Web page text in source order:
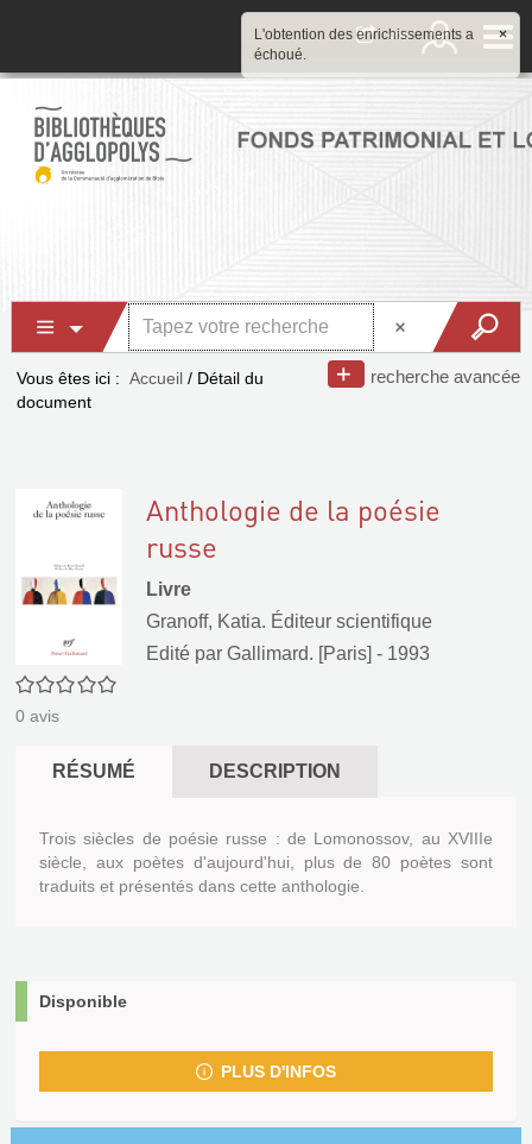
recherche avancée
Vous êtes ici : Accueil / Détail du
document
0/5
0 avis
Anthologie de la poésie
russe
Livre
Granoff, Katia. Éditeur scientifique
Edité par Gallimard. [Paris] - 1993
RÉSUMÉ DESCRIPTION
Trois siècles de poésie russe : de Lomonossov, au XVIIIe
siècle, aux poètes d'aujourd'hui, plus de 80 poètes sont
traduits et présentés dans cette anthologie.
Disponible
PLUS D'INFOS
×
L'obtention des enrichissements a
échoué.